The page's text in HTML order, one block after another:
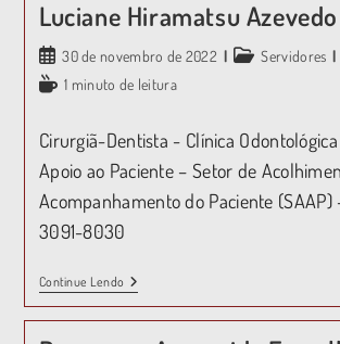
Luciane Hiramatsu Azevedo
30 de novembro de 2022
Servidores
1 minuto de leitura
Cirurgiã-Dentista - Clínica
Apoio ao Paciente – Setor de
Acompanhamento do Paciente (SAAP) -
3091-8030
Continue Lendo